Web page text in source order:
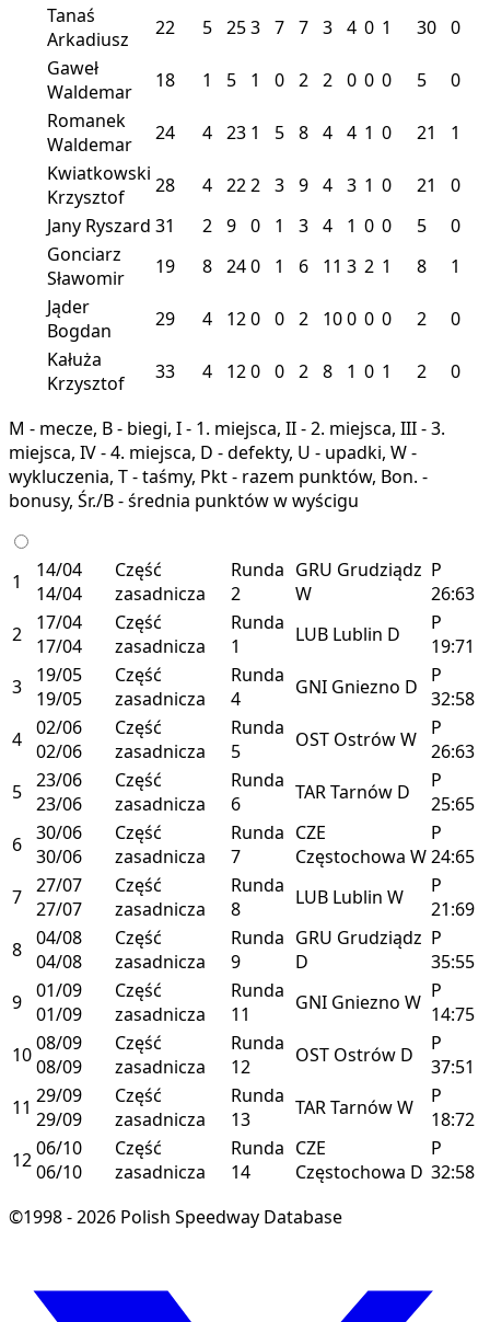
Tanaś
Arkadiusz
22 5 253 7 7 3 4 0 1 30 0
Gaweł
Waldemar
18 1 5 1 0 2 2 0 0 0 5
0
Romanek
Waldemar
24 4 23 1 5 8 4 4 1 0 21
1
Kwiatkowski
Krzysztof
28 4 222 3 9 4 3 1 0 21
0
Jany Ryszard 31 2 9 0 1 3 4 1 0 0 5
0
Gonciarz
Sławomir
19 8 240 1 6 11 3 2 1 8
1
Jąder
Bogdan
29 4 120 0 2 100 0 0 2
0
Kałuża
Krzysztof
33 4 120 0 2 8 1 0 1 2 0
M - mecze, B - biegi, I - 1. miejsca, II - 2. miejsca, III - 3.
miejsca, IV - 4. miejsca, D - defekty, U - upadki, W -
wykluczenia, T - taśmy, Pkt - razem punktów, Bon. -
bonusy, Śr./B - średnia punktów w wyścigu
1
14/04
14/04
Część
zasadnicza
Runda
2
GRU Grudziądz
W
P
26:63
2
17/04
17/04
Część
zasadnicza
Runda
1
LUB Lublin D
P
19:71
3
19/05
19/05
Część
zasadnicza
Runda
4
GNI Gniezno D
P
32:58
4 02/06
02/06
Część
zasadnicza
Runda
5
OST OstrówW
P
26:63
5 23/06
23/06
Część
zasadnicza
Runda
6
TARTarnów D
P
25:65
6 30/06
30/06
Część
zasadnicza
Runda
7
CZE
Częstochowa W
P
24:65
7 27/07
27/07
Część
zasadnicza
Runda
8
LUB Lublin W
P
21:69
8 04/08
04/08
Część
zasadnicza
Runda
9
GRU Grudziądz
D
P
35:55
9 01/09
01/09
Część
zasadnicza
Runda
11
GNI Gniezno W P
14:75
1008/09
08/09
Część
zasadnicza
Runda
12
OST Ostrów D
P
37:51
11 29/09
29/09
Część
zasadnicza
Runda
13
TARTarnówW
P
18:72
1206/10
06/10
Część
zasadnicza
Runda
14
CZE
Częstochowa D
P
32:58
©1998 - 2026 Polish Speedway Database